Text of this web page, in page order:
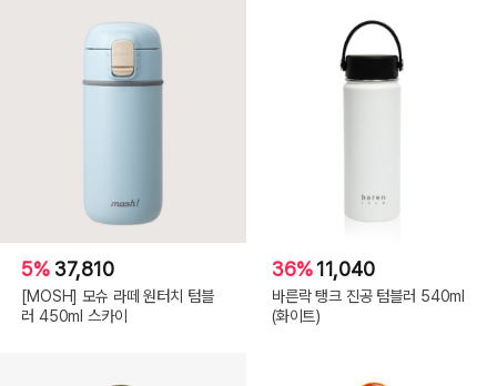
5% 37,810
[MOSH] 모슈 라떼 원터치 텀블
러 450ml 스카이
36%11,040
바른락 탱크 진공 텀블러 540ml
(화이트)